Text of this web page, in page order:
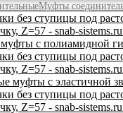
Муфты
с полиамидной
муфты с эластичной